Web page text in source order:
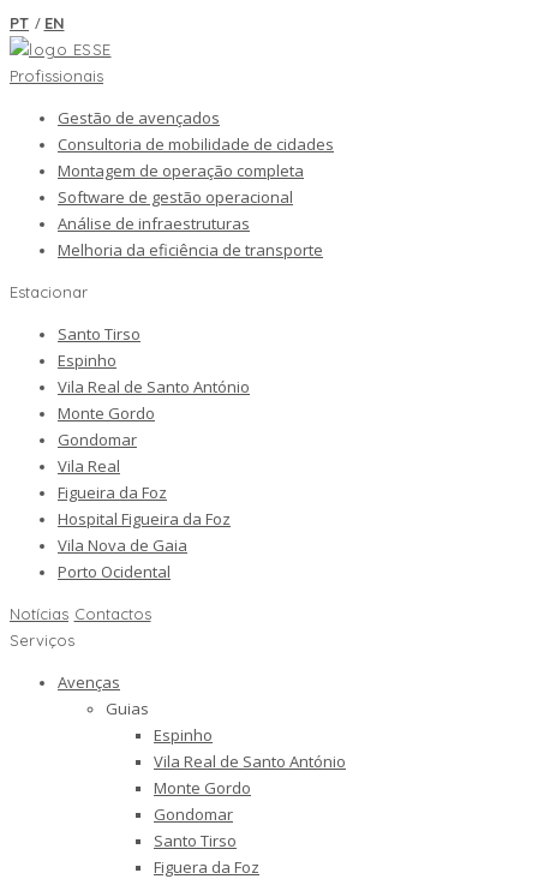
PT / EN
Profissionais
Gestão de avençados
Consultoria de mobilidade de cidades
Montagem de operação completa
Software de gestão operacional
Análise de infraestruturas
Melhoria da eficiência de transporte
Estacionar
Santo Tirso
Espinho
Vila Real de Santo António
Monte Gordo
Gondomar
Vila Real
Figueira da Foz
Hospital Figueira da Foz
Vila Nova de Gaia
Porto Ocidental
Notícias Contactos
Serviços
Avenças
Guias
Espinho
Vila Real de Santo António
Monte Gordo
Gondomar
Santo Tirso
Figuera da Foz